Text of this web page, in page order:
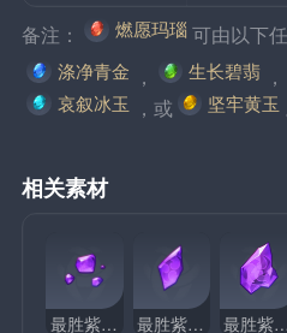
备注： 燃愿玛瑙 可由以下
涤净青金 ， 生长碧翡 ，
哀叙冰玉 ，或 坚牢黄玉
相关素材
最胜紫晶碎屑 最胜紫晶断片 最胜紫晶块